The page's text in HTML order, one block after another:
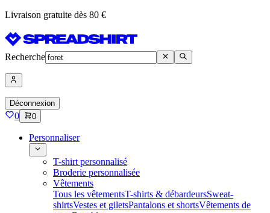
Livraison gratuite dès 80 €
Recherche
Déconnexion
0 0
Personnaliser
T-shirt personnalisé
Broderie personnalisée
Vêtements
Tous les vêtementsT-shirts & débardeursSweat-
shirtsVestes et giletsPantalons et shortsVêtements de